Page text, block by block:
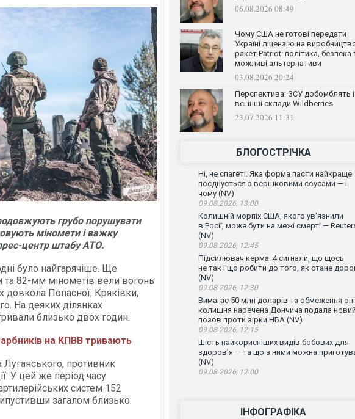
грубо порушувати
міномети і важку
центр штабу АТО.
було найгарячіше. Ще
та 82-мм мінометів вели вогонь
довкола Попасної, Кряківки,
На деяких ділянках
близько двох годин.
на КПВВ тривають
Луганського, противник
У цей же період часу
систем 152
загалом близько
06.08.2026 08:49
Чому США не готові передати
Україні ліцензію на
ракет Patriot: політика, безпека
можливі альтернативи
03.08.2026 20:24
Перспектива: ЗСУ добомблять і
всі інші склади Wildberries
23.07.2026 11:31
БЛОГОСТРІЧКА
Ні, не спагеті. Яка форма пасти найкраще
поєднується з вершковими соусами — і
чому (NV)
09.08.2026, 13:00
Колишній морпіх США, якого ув’язнили
в Росії, може бути на межі смерті —
(NV)
09.08.2026, 12:45
Підсилювач керма. 4 сигнали, що щось
не так і що робити до того, як стане
(NV)
09.08.2026, 12:30
Вимагає 50 млн доларів та обмеження
колишня наречена Дончича подала новий
позов проти зірки НБА (NV)
09.08.2026, 12:15
Шість найкорисніших видів бобових для
здоров’я — та що з ними можна
(NV)
09.08.2026, 12:00
ІНФОГРАФІКА